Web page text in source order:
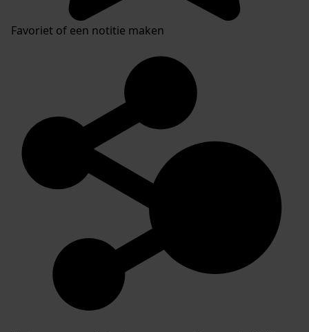
Favoriet of een notitie maken